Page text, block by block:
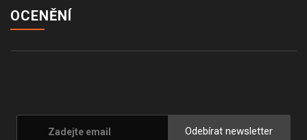
OCENĚNÍ
Odebírat newsletter